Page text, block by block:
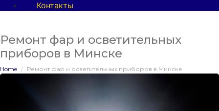
Контакты
Ремонт фар и осветительных
приборов в Минске
Home Ремонт фар и осветительных приборов в Минске